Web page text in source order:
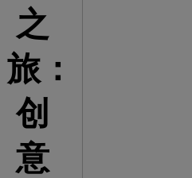
之
旅：
创
意